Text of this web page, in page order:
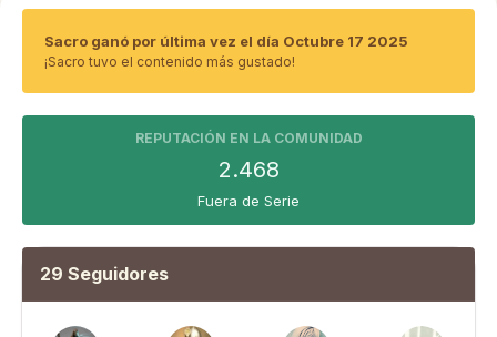
Sacro ganó por última vez el día Octubre 17 2025
¡Sacro tuvo el contenido más gustado!
REPUTACIÓN EN LA COMUNIDAD
2.468
Fuera de Serie
29 Seguidores